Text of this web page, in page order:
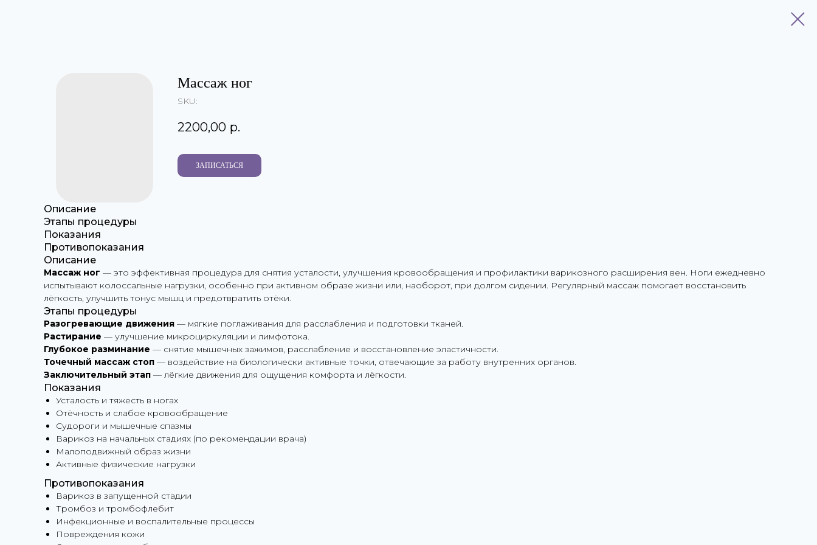
Массаж ног
SKU:
2200,00 р.
ЗАПИСАТЬСЯ
Описание
Этапы процедуры
Показания
Противопоказания
Описание
Массаж ног — это эффективная процедура для снятия усталости, улучшения кровообращения и профилактики варикозного расширения вен. Ноги ежедневно
испытывают колоссальные нагрузки, особенно при активном образе жизни или, наоборот, при долгом сидении. Регулярный массаж помогает восстановить
лёгкость, улучшить тонус мышц и предотвратить отёки.
Этапы процедуры
Разогревающие движения — мягкие поглаживания для расслабления и подготовки тканей.
Растирание — улучшение микроциркуляции и лимфотока.
Глубокое разминание — снятие мышечных зажимов, расслабление и восстановление эластичности.
Точечный массаж стоп — воздействие на биологически активные точки, отвечающие за работу внутренних органов.
Заключительный этап — лёгкие движения для ощущения комфорта и лёгкости.
Показания
Усталость и тяжесть в ногах
Отёчность и слабое кровообращение
Судороги и мышечные спазмы
Варикоз на начальных стадиях (по рекомендации врача)
Малоподвижный образ жизни
Активные физические нагрузки
Противопоказания
Варикоз в запущенной стадии
Тромбоз и тромбофлебит
Инфекционные и воспалительные процессы
Повреждения кожи